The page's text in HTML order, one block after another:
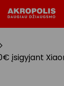
įsigyjant